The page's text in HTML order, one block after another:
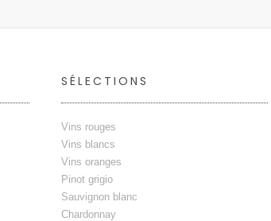
SÉLECTIONS
Vins rouges
Vins blancs
Vins oranges
Pinot grigio
Sauvignon blanc
Chardonnay